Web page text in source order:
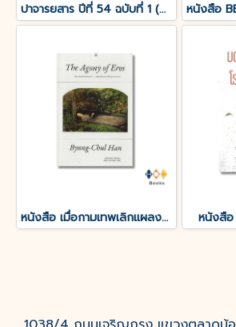
ปาจารยสาร ปีที่ 54 ฉบับที่ 1 (ม.ค. – เม.ย. 2568) ฉบับ 100 ปีชาตกาล อังคาร กัลยาณพงศ์
หนังสือ เมื่อกามเทพเลิกแผลงศร (The Agony of Eros) หนังสือ